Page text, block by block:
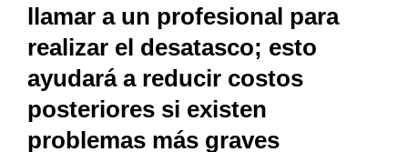
llamar a un profesional para
realizar el desatasco; esto
ayudará a reducir costos
posteriores si existen
problemas más graves